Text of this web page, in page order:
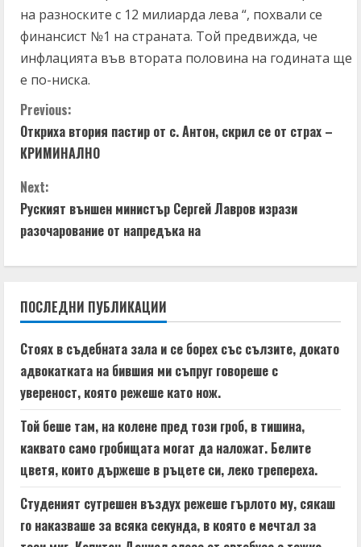
на разноските с 12 милиарда лева “, похвали се
финансист №1 на страната. Той предвижда, че
инфлацията във втората половина на годината ще
е по-ниска.
C
o
n
t
i
u
e
R
e
a
d
i
Previous:
Откриха втория пастир от с. Антон, скрил се от страх –
КРИМИНАЛНО
Next:
Руският външен министър Сергей Лавров изрази
разочарование от напредъка на
ПОСЛЕДНИ ПУБЛИКАЦИИ
Стоях в съдебната зала и се борех със сълзите, докато
адвокатката на бившия ми съпруг говореше с
увереност, която режеше като нож.
Той беше там, на колене пред този гроб, в тишина,
каквато само гробищата могат да наложат. Белите
цветя, които държеше в ръцете си, леко трепереха.
Студеният сутрешен въздух режеше гърлото му, сякаш
го наказваше за всяка секунда, в която е мечтал за